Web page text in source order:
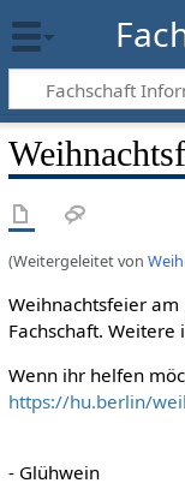
(Weitergeleitet von
Weihnachtsfeier
Fachschaft. Weitere
Wenn ihr helfen
https://hu.berlin/
- Glühwein